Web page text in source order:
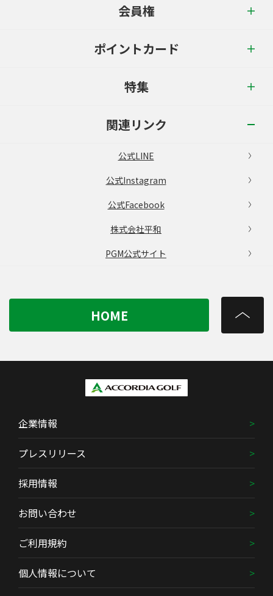
会員権
ポイントカード
特集
関連リンク
公式LINE
公式Instagram
公式Facebook
株式会社平和
PGM公式サイト
HOME
企業情報
プレスリリース
採用情報
お問い合わせ
ご利用規約
個人情報について